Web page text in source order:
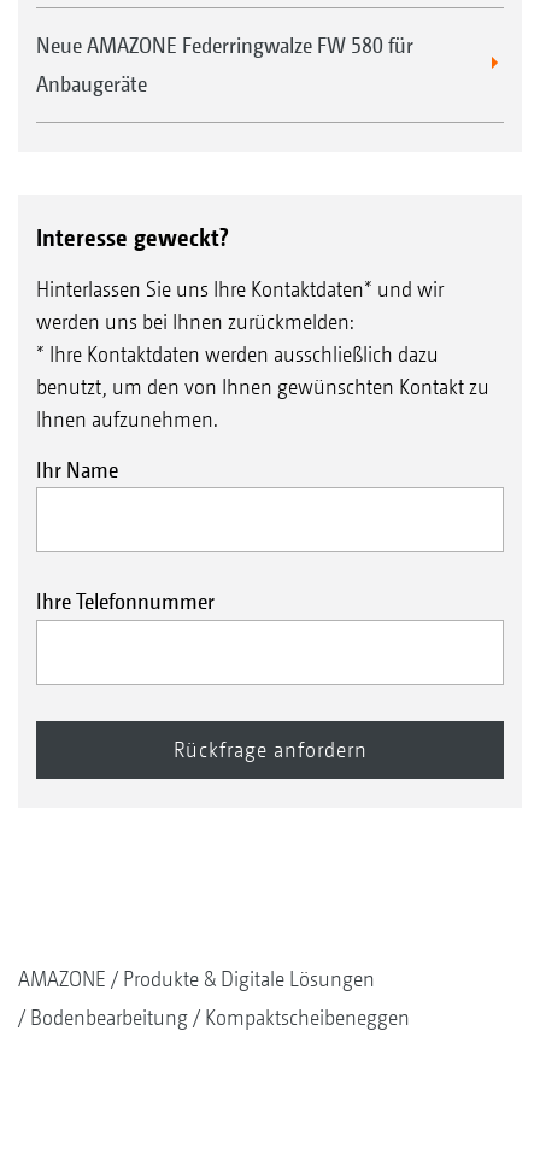
Neue AMAZONE Federringwalze FW 580 für
Anbaugeräte
Interesse geweckt?
Hinterlassen Sie uns Ihre Kontaktdaten* und wir
werden uns bei Ihnen zurückmelden:
* Ihre Kontaktdaten werden ausschließlich dazu
benutzt, um den von Ihnen gewünschten Kontakt zu
Ihnen aufzunehmen.
Ihr Name
Ihre Telefonnummer
AMAZONE
Produkte & Digitale Lösungen
Bodenbearbeitung
Kompaktscheibeneggen